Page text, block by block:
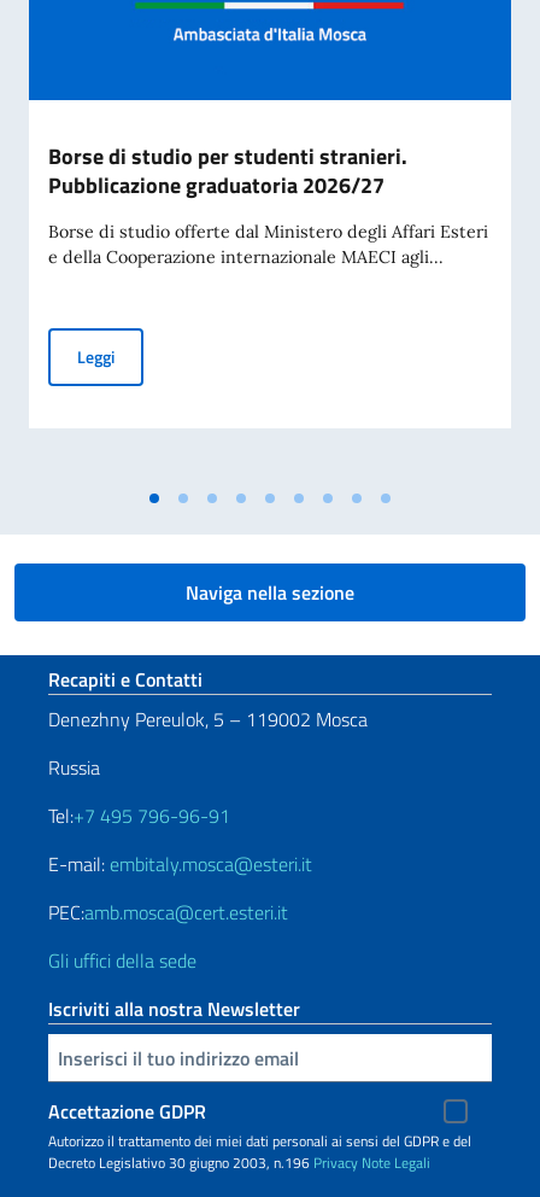
Borse di studio per studenti stranieri.
Pubblicazione graduatoria 2026/27
Borse di studio offerte dal Ministero degli Affari Esteri
e della Cooperazione internazionale MAECI agli...
LeggiBorse di studio per studenti stranieri. Pubblicazione
Naviga nella sezione
Sezione footer
Recapiti e Contatti
Denezhny Pereulok, 5 – 119002 Mosca
Russia
Tel:+7 495 796-96-91
E-mail: embitaly.mosca@esteri.it
PEC:amb.mosca@cert.esteri.it
Gli uffici della sede
Iscriviti alla nostra Newsletter
Inserisci la tua email
Accettazione GDPR
Autorizzo il trattamento dei miei dati personali ai sensi del GDPR e del
Decreto Legislativo 30 giugno 2003, n.196 Privacy Note Legali